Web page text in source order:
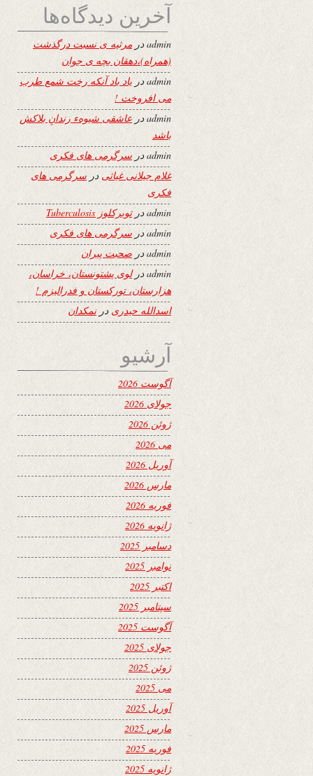
آخرین دیدگاه‌ها
adminدر مرثیه ی نسبت درگذشت
(همراه)،دهقان بچه ی جوان
admin در یاد باد آنکه رخت شمع طرب
می افروخت !
adminدر عاشقی شیوهء رندانِ بلاکش
باشد
admin در سرگرمی های فکری
غلام جیلانی غیاثی در سرگرمی های
فکری
adminدرتوبرکلوز Tuberculosis
adminدر سرگرمی های فکری
admin در صحبت پیران
adminدرلوی پشتونستان، خراسان،
هزارستان، تورکستان و فدرالیزم !
اسدالله حیدری درنمکدان
آرشیو
آگوست 2026
جولای 2026
ژوئن 2026
می 2026
آوریل 2026
مارس 2026
فوریه 2026
ژانویه 2026
دسامبر 2025
نوامبر 2025
اکتبر 2025
سپتامبر 2025
آگوست 2025
جولای 2025
ژوئن 2025
می 2025
آوریل 2025
مارس 2025
فوریه 2025
ژانویه 2025